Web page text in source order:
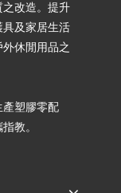
之改造。提升
及家居生活
休閒用品之
產塑膠零配
教。